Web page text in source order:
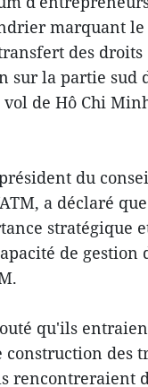
marquant le
des droits
sur la partie sud
de Hô Chi
du
a déclaré
stratégique
de gestion
qu'ils
des
rencontreraient